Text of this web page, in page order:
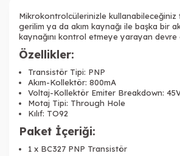
Mikrokontrolcülerinizle
gerilim ya da akım kaynağı ile başka bir
kaynağını kontrol etmeye yarayan devre
Özellikler:
Transistör Tipi: PNP
Akım-Kollektör: 800mA
Voltaj-Kollektör Emiter Breakdown:
Motaj Tipi: Through Hole
Kılıf: TO92
Paket İçeriği:
1 x BC327 PNP Transistör